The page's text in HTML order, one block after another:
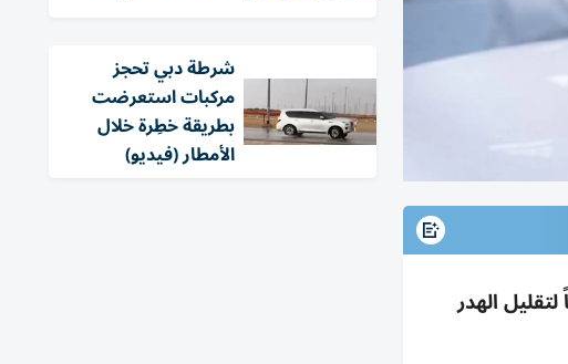
أداة ترشيد لـ45 ألف منزل بالشارقة وفق خطة زمنية و12 فريقاً لتقليل الهدر
شرطة دبي تحجز
مركبات استعرضت
بطريقة خطِرة خلال
الأمطار (فيديو)